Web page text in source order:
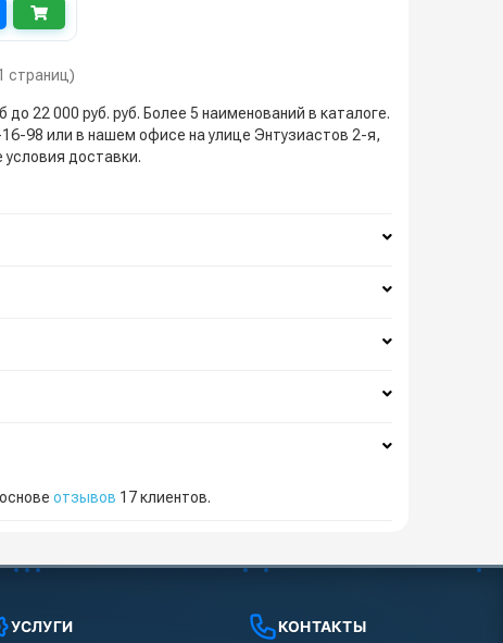
страниц)
22 000 руб. руб. Более 5 наименований в каталоге.
98 или в нашем офисе на улице Энтузиастов 2-я,
доставки.
отзывов 17клиентов.
УСЛУГИ КОНТАКТЫ